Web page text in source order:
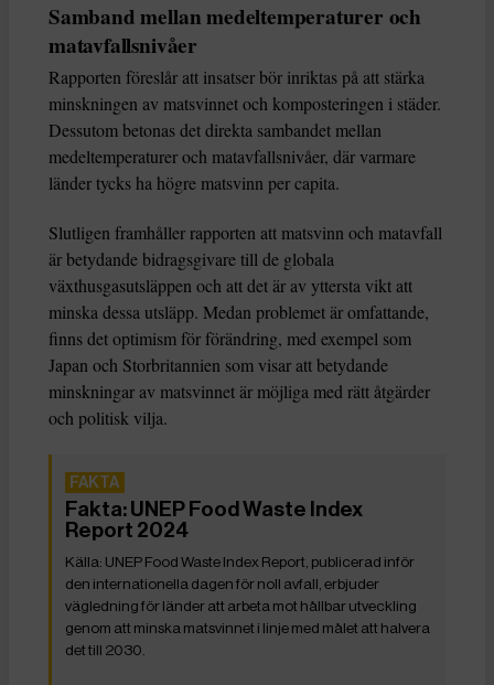
Samband mellan medeltemperaturer och
matavfallsnivåer
Rapporten föreslår att insatser bör inriktas på att stärka
minskningen av matsvinnet och komposteringen i städer.
Dessutom betonas det direkta sambandet mellan
medeltemperaturer och matavfallsnivåer, där varmare
länder tycks ha högre matsvinn per capita.
Slutligen framhåller rapporten att matsvinn och matavfall
är betydande bidragsgivare till de globala
växthusgasutsläppen och att det är av yttersta vikt att
minska dessa utsläpp. Medan problemet är omfattande,
finns det optimism för förändring, med exempel som
Japan och Storbritannien som visar att betydande
minskningar av matsvinnet är möjliga med rätt åtgärder
och politisk vilja.
Fakta: UNEP Food Waste Index
Report 2024
UNEP Food Waste Index Report, publicerad inför
den internationella dagen för noll avfall, erbjuder
vägledning för länder att arbeta mot hållbar utveckling
genom att minska matsvinnet i linje med målet att halvera
det till 2030.